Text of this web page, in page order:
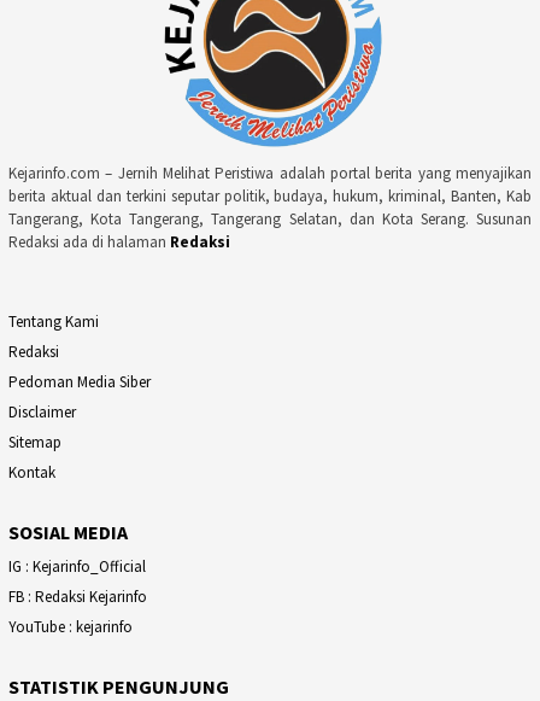
Kejarinfo.com – Jernih Melihat Peristiwa adalah portal berita yang menyajikan
berita aktual dan terkini seputar politik, budaya, hukum, kriminal, Banten, Kab
Tangerang, Kota Tangerang, Tangerang Selatan, dan Kota Serang. Susunan
Redaksi ada di halaman Redaksi
Tentang Kami
Redaksi
Pedoman Media Siber
Disclaimer
Sitemap
Kontak
SOSIAL MEDIA
IG : Kejarinfo_Official
FB : Redaksi Kejarinfo
YouTube : kejarinfo
STATISTIK PENGUNJUNG